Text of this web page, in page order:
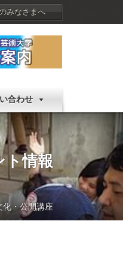
みなさまへ
合わせ
ト情報
化・公開講座